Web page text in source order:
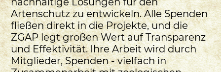
Artenschutz zu entwickeln. Alle Spenden
fließen direkt in die Projekte, und die
ZGAP legt großen Wert auf Transparenz
und Effektivität. Ihre Arbeit wird durch
Mitglieder, Spenden - vielfach in